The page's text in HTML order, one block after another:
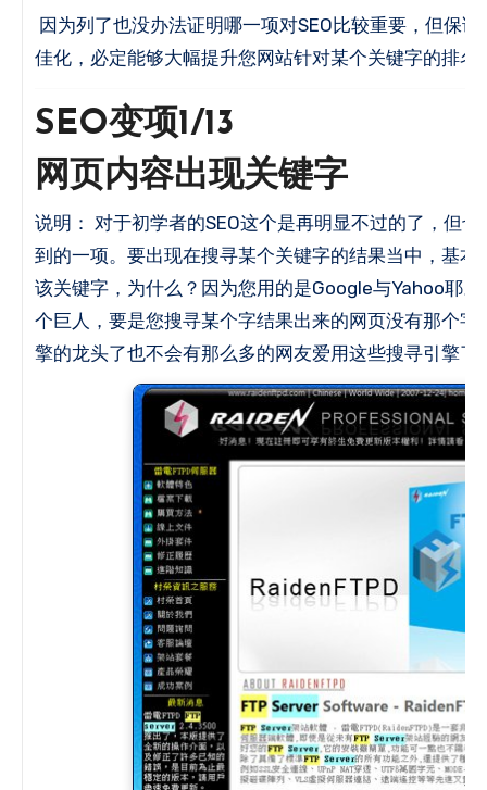
因为列了也没办法证明哪一项对SEO比较重要，但保证只要您一一的加以最
佳化，必定能够大幅提升您网站针对某个关键字的排名
SEO变项1/13
网页内容出现关键字
说明： 对于初学者的SEO这个是再明显不过的了，但
到的一项。要出现在搜寻某个关键字的结果当中，基本
该关键字，为什么？ 因为您用的是Google与Yahoo耶。
个巨人，要是您搜寻某个字结果出来的网页没有那个字
擎的龙头了也不会有那么多的网友爱用这些搜寻引擎了